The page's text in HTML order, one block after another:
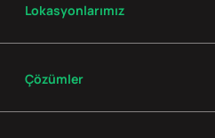
Lokasyonlarımız
Çözümler